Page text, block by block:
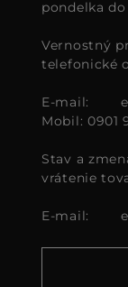
pondelka
Vernostný
telefonické
E-mail:
Mobil: 0901
Stav a
vrátenie
E-mail: